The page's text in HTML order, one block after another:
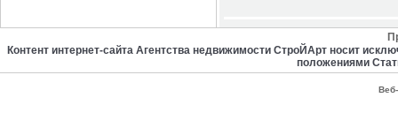
Контент интернет-сайта Агентства недвижимости СтроЙАрт носит
положениями